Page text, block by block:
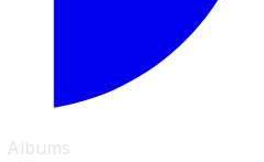
Albums